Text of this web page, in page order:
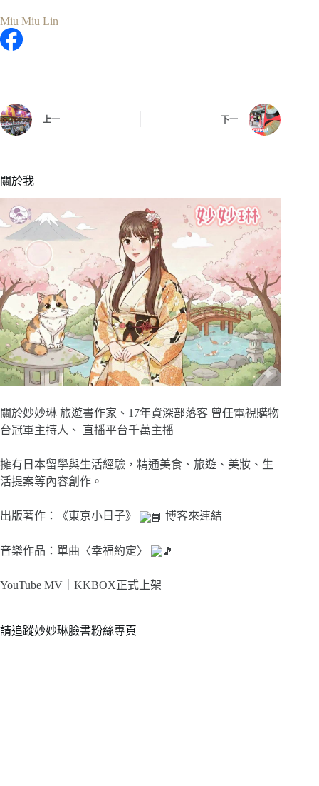
Miu Miu Lin
上一 下一
關於我
關於妙妙琳 旅遊書作家、17年資深部落客 曾任電視購物
台冠軍主持人、 直播平台千萬主播
擁有日本留學與生活經驗，精通美食、旅遊、美妝、生
活提案等內容創作。
出版著作：《東京小日子》 博客來連結
音樂作品：單曲〈幸福約定〉
YouTube MV｜ KKBOX正式上架
請追蹤妙妙琳臉書粉絲專頁